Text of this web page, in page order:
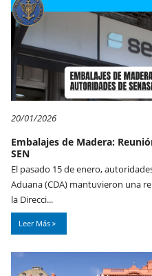
20/01/2026
Embalajes de Madera:
SEN
El pasado 15 de enero,
Aduana (CDA) mantuvieron una
la Direcci...
Leer Más